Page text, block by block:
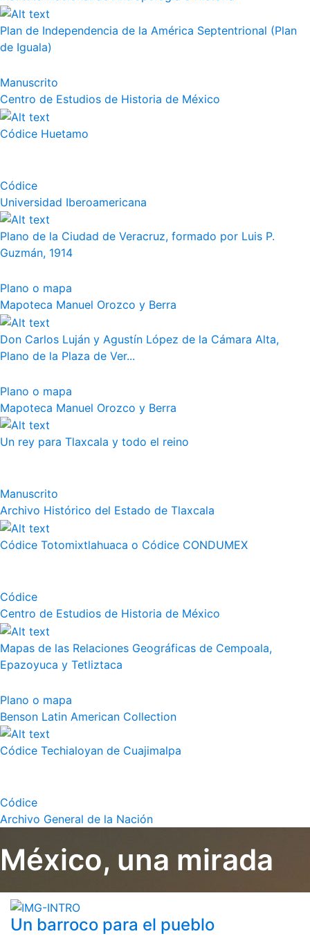
Plan de Independencia de la América Septentrional (Plan
de Iguala)
Manuscrito
Centro de Estudios de Historia de México
Códice Huetamo
Códice
Universidad Iberoamericana
Plano de la Ciudad de Veracruz, formado por Luis P.
Guzmán, 1914
Plano o mapa
Mapoteca Manuel Orozco y Berra
Don Carlos Luján y Agustín López de la Cámara Alta,
Plano de la Plaza de Ver...
Plano o mapa
Mapoteca Manuel Orozco y Berra
Un rey para Tlaxcala y todo el reino
Manuscrito
Archivo Histórico del Estado de Tlaxcala
Códice Totomixtlahuaca o Códice CONDUMEX
Códice
Centro de Estudios de Historia de México
Mapas de las Relaciones Geográficas de Cempoala,
Epazoyuca y Tetliztaca
Plano o mapa
Benson Latin American Collection
Códice Techialoyan de Cuajimalpa
Códice
Archivo General de la Nación
México, una mirada
Un barroco para el pueblo